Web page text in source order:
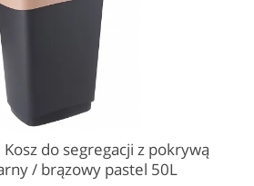
Kosz do segregacji z pokrywą
/ brązowy pastel 50L